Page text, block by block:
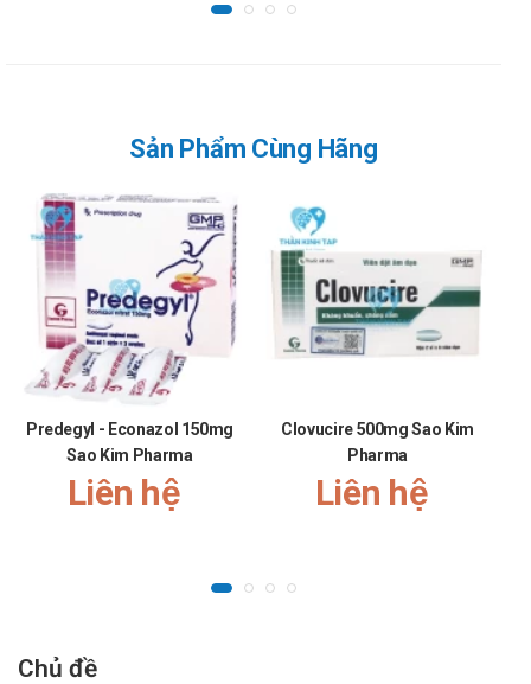
Sản Phẩm Cùng Hãng
Predegyl - Econazol 150mg
Sao Kim Pharma
Liên hệ
Clovucire 500mg Sao Kim
Pharma
Liên hệ
Chủ đề